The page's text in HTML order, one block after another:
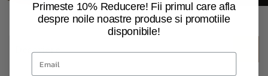
Descriere
Primeste 10% Reducere! Fii primul care afla
despre noile noastre produse si promotiile
disponibile!